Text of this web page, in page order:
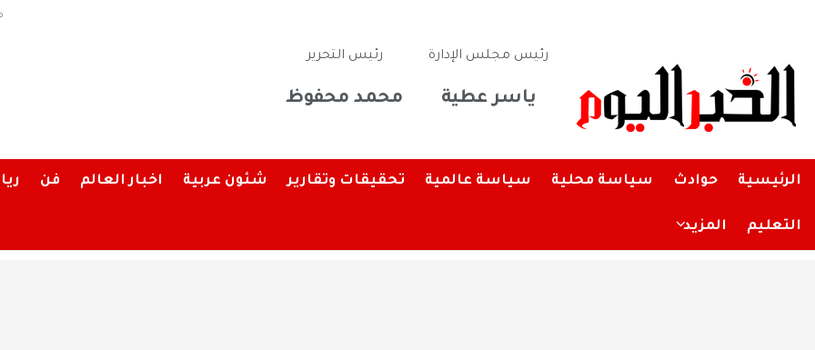
رئيس مجلس الإدارة
ياسر عطية
رئيس التحرير
محمد محفوظ
الرئيسية حوادث سياسة محلية سياسة عالمية تحقيقات وتقارير شئون عربية اخبار العالم فن
التعليم المزيد